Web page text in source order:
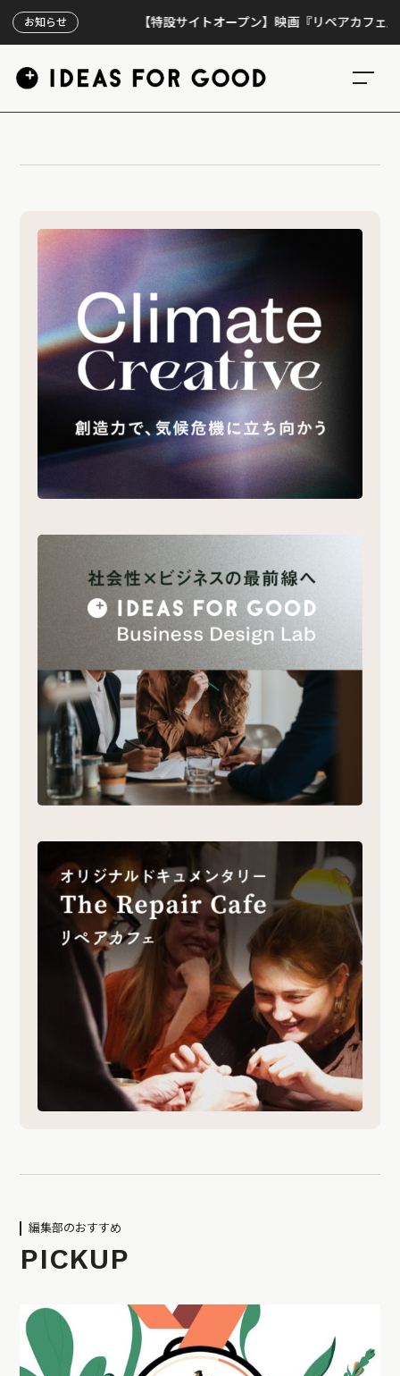
お知らせ 【特設サイトオープン】映画『リペアカフェ』、
編集部のおすすめ
PICKUP